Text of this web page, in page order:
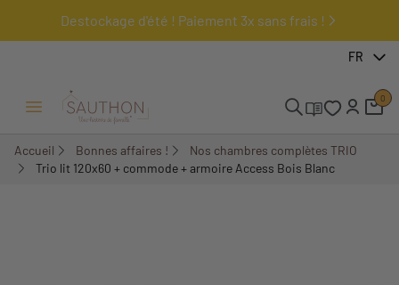
Destockage d'été ! Paiement 3x sans frais !
FR
Ouvrir/Fermer menu
0
Accueil Bonnes affaires !
Nos chambres complètes TRIO
Trio lit 120x60 + commode + armoire Access Bois Blanc
-19,88%